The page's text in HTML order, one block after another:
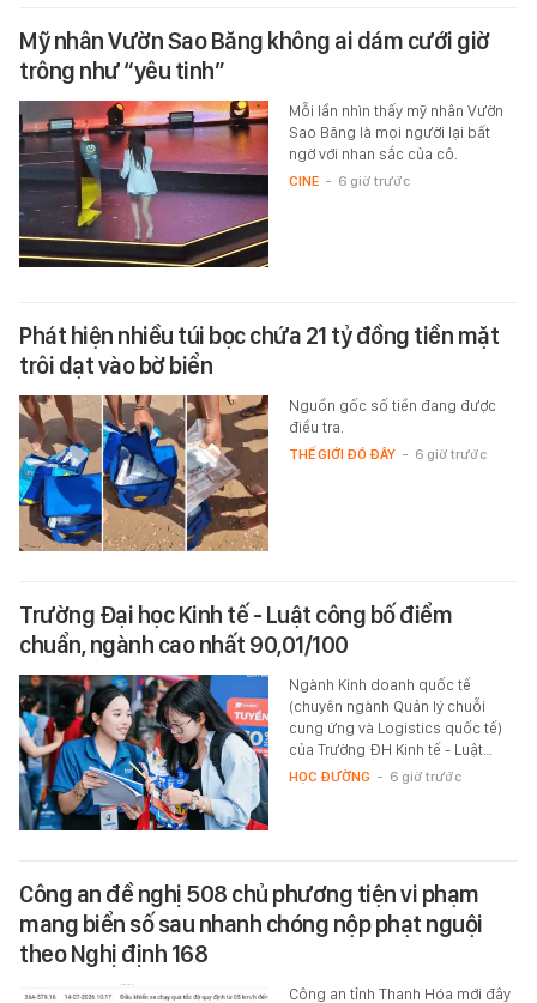
Mỹ nhân Vườn Sao Băng không ai dám cưới giờ
trông như “yêu tinh”
Mỗi lần nhìn thấy mỹ nhân Vườn
Sao Băng là mọi người lại bất
ngờ với nhan sắc của cô.
CINE - 6 giờ trước
Phát hiện nhiều túi bọc chứa 21 tỷ đồng tiền mặt
trôi dạt vào bờ biển
Nguồn gốc số tiền đang được
điều tra.
THẾ GIỚI ĐÓ ĐÂY - 6 giờ trước
Trường Đại học Kinh tế - Luật công bố điểm
chuẩn, ngành cao nhất 90,01/100
Ngành Kinh doanh quốc tế
(chuyên ngành Quản lý chuỗi
cung ứng và Logistics quốc tế)
của Trường ĐH Kinh tế - Luật…
HỌC ĐƯỜNG - 6 giờ trước
Công an đề nghị 508 chủ phương tiện vi phạm
mang biển số sau nhanh chóng nộp phạt nguội
theo Nghị định 168
Công an tỉnh Thanh Hóa mới đây